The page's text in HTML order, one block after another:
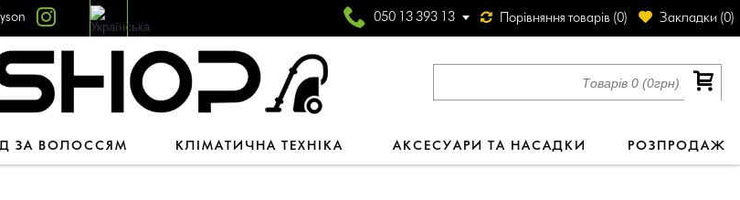
050 13 393 13 Порівняння товарів (0) Закладки (0)
Товарів 0 (0грн)
ЗА ВОЛОССЯМ КЛІМАТИЧНА ТЕХНІКА АКСЕСУАРИ ТА НАСАДКИ РОЗПРОДАЖ